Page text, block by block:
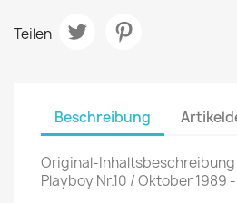
Teilen
Beschreibung
Original-
Playboy Nr.10 / Oktober 1989